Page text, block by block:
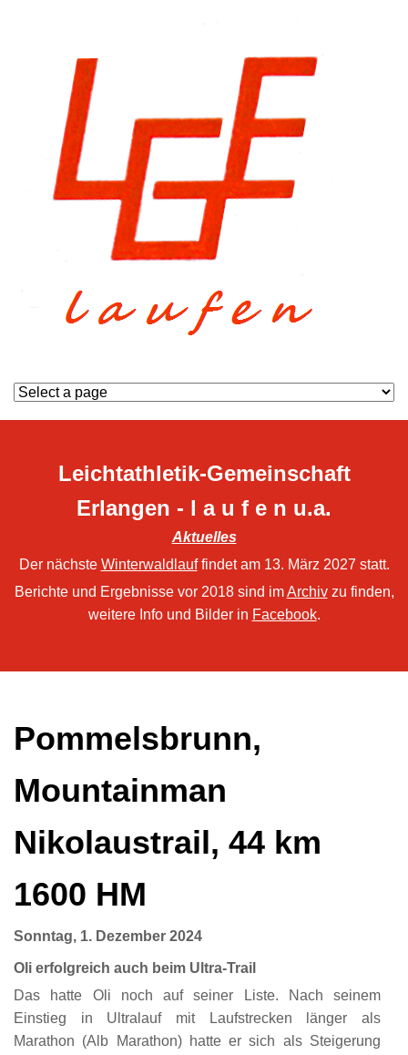
Leichtathletik-Gemeinschaft
Erlangen - l a u f e n u.a.
Aktuelles
Der nächste Winterwaldlauffindet am 13. März 2027 statt.
Berichte und Ergebnisse vor 2018 sind imArchivzu finden,
weitere Info und Bilder in Facebook.
Pommelsbrunn,
Mountainman
Nikolaustrail, 44 km
1600 HM
Sonntag, 1. Dezember 2024
Oli erfolgreich auch beim Ultra-Trail
Das hatte Oli noch auf seiner Liste. Nach seinem
Einstieg in Ultralauf mit Laufstrecken länger als
Marathon (Alb Marathon) hatte er sich als Steigerung